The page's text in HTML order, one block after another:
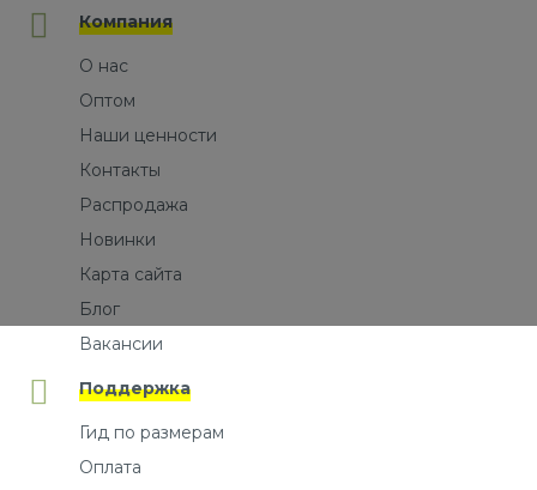
Компания
О нас
Оптом
Наши ценности
Контакты
Распродажа
Новинки
Карта сайта
Блог
Вакансии
Поддержка
Гид по размерам
Оплата